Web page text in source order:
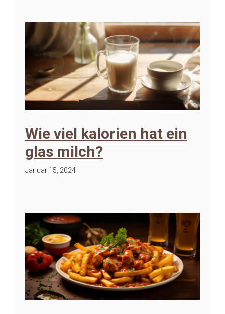
Wie viel kalorien hat ein
glas milch?
Januar 15, 2024